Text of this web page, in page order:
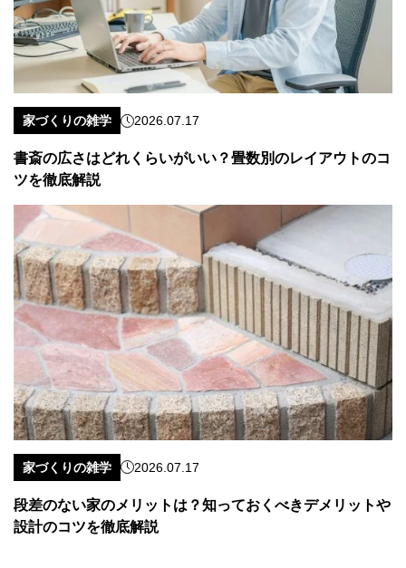
家づくりの雑学 2026.07.17
書斎の広さはどれくらいがいい？畳数別のレイアウトのコ
ツを徹底解説
家づくりの雑学 2026.07.17
段差のない家のメリットは？知っておくべきデメリットや
設計のコツを徹底解説